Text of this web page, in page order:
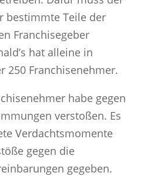
bestimmte Teile der
Franchisegeber
hat alleine in
250 Franchisenehmer.
habe gegen
verstoßen. Es
Verdachtsmomente
gegen die
gegeben.